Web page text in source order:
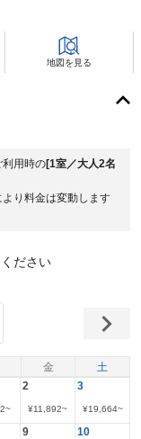
地図を見る
利用時の[1室／大人2名
り料金は変動します
ださい
金 土
~
2
¥11,892~
3
¥19,664~
9 10